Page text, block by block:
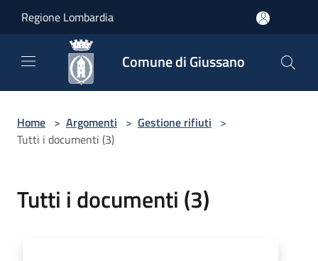
Regione Lombardia
Comune di Giussano
Home > Argomenti > Gestione rifiuti >
Tutti i documenti (3)
Tutti i documenti (3)